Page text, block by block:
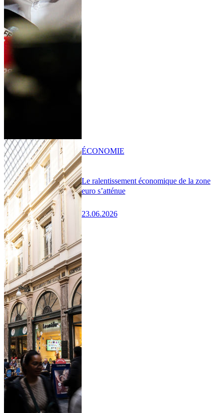
Le ralentissement économique de la zone
euro s’atténue
23.06.2026
ÉCONOMIE